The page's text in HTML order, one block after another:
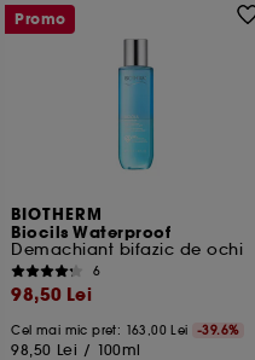
BIOTHERM
Biocils Waterproof
Demachiant bifazic de ochi
6
98,50 Lei
Cel mai mic pret: 163,00 Lei -39.6%
98,50 Lei / 100ml
Promo